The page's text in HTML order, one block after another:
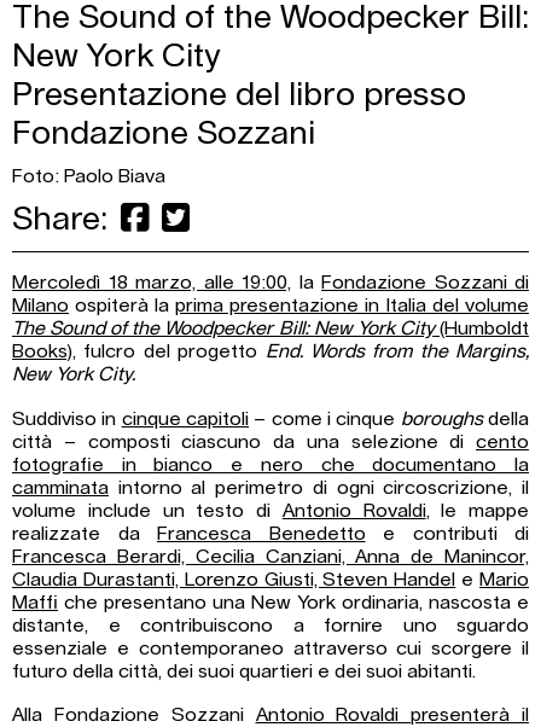
The Sound of the Woodpecker Bill:
New York City
Presentazione del libro presso
Fondazione Sozzani
Foto: Paolo Biava
Share:
Mercoledì 18 marzo, alle 19:00, la Fondazione Sozzani di
Milano ospiterà la prima presentazione in Italia del volume
The Sound of the Woodpecker Bill: New York City(Humboldt
Books), fulcro del progetto End. Words from the Margins,
New York City.
Suddiviso in cinque capitoli – come i cinque boroughsdella
città – composti ciascuno da una selezione di cento
fotografie in bianco e nero che documentano la
camminata intorno al perimetro di ogni circoscrizione, il
volume include un testo di Antonio Rovaldi, le mappe
realizzate da Francesca Benedetto e contributi di
Francesca Berardi, Cecilia Canziani, Anna de Manincor,
Claudia Durastanti, Lorenzo Giusti, Steven Handel eMario
Maffi che presentano una New York ordinaria, nascosta e
distante, e contribuiscono a fornire uno sguardo
essenziale e contemporaneo attraverso cui scorgere il
futuro della città, dei suoi quartieri e dei suoi abitanti.
Alla Fondazione Sozzani Antonio Rovaldi presenterà il